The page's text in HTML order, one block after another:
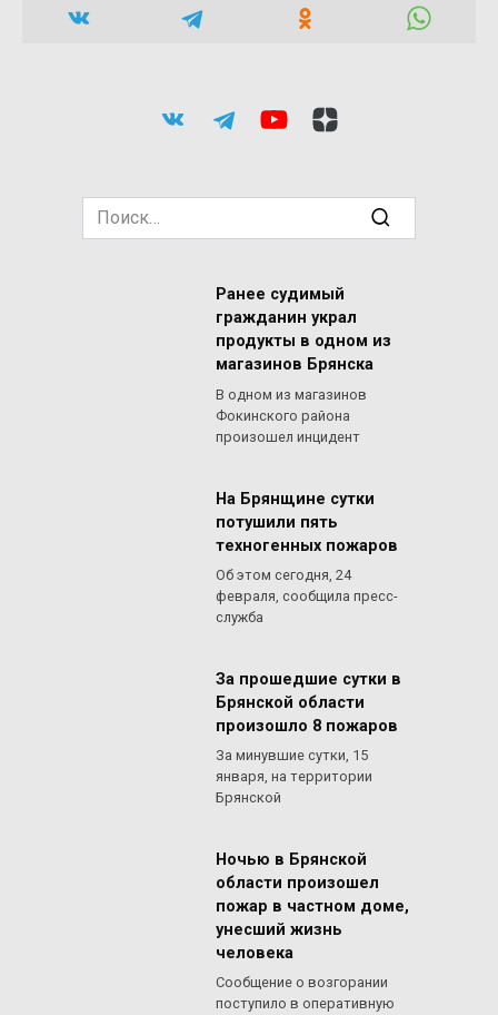
Search
for:
Ранее судимый
гражданин украл
продукты в одном из
магазинов Брянска
В одном из магазинов
Фокинского района
произошел инцидент
На Брянщине сутки
потушили пять
техногенных пожаров
Об этом сегодня, 24
февраля, сообщила пресс-
служба
За прошедшие сутки в
Брянской области
произошло 8 пожаров
За минувшие сутки, 15
января, на территории
Брянской
Ночью в Брянской
области произошел
пожар в частном доме,
унесший жизнь
человека
Сообщение о возгорании
поступило в оперативную